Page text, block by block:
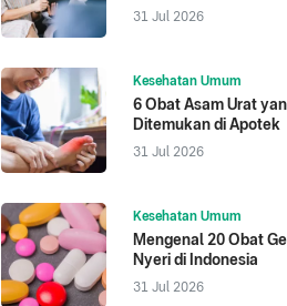
31 Jul 2026
Kesehatan Umum
6 Obat Asam Urat
Ditemukan di Apotek
31 Jul 2026
Kesehatan Umum
Mengenal 20 Obat
Nyeri di Indonesia
31 Jul 2026